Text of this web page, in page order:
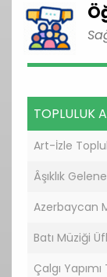
TOPLULUK
TOPLULUK
Art-İzle
Âşıklık
Azerbaycan
Batı Müziği
Çalgı